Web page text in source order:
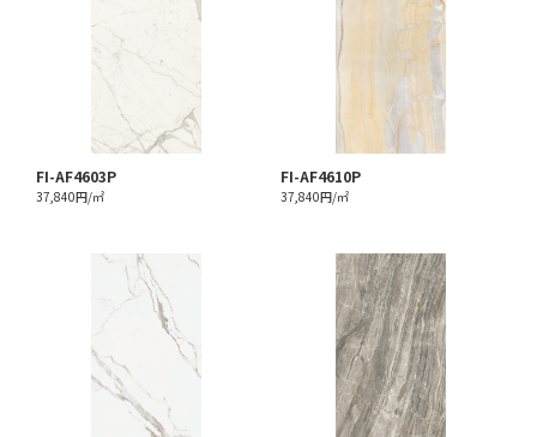
FI-AF4603P
37,840円/㎡
FI-AF4610P
37,840円/㎡